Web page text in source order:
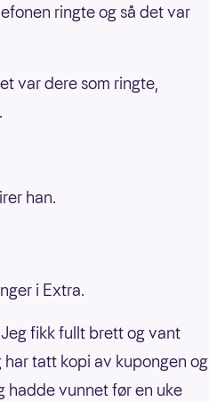
ringte og så det var
var dere som ringte,
han.
i Extra.
fikk fullt brett og vant
tatt kopi av kupongen og
hadde vunnet før en uke